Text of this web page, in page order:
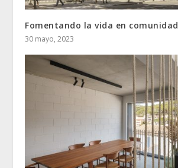
Fomentando la vida en comunidad
30 mayo, 2023